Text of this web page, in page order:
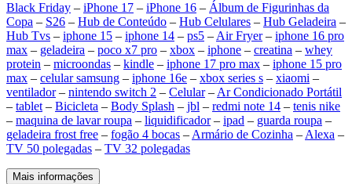
Black Friday – iPhone 17 – iPhone 16 – Álbum de Figurinhas da
Copa – S26 – Hub de Conteúdo – Hub Celulares – Hub Geladeira –
Hub Tvs – iphone 15 – iphone 14 – ps5 – Air Fryer– iphone 16 pro
max – geladeira – poco x7 pro – xbox – iphone – creatina – whey
protein – microondas – kindle – iphone 17 pro max – iphone 15 pro
max – celular samsung – iphone 16e – xbox series s – xiaomi –
ventilador– nintendo switch 2 – Celular– Ar Condicionado Portátil
– tablet – Bicicleta – Body Splash – jbl – redmi note 14 – tenis nike
– maquina de lavar roupa – liquidificador– ipad – guarda roupa –
geladeira frost free – fogão 4 bocas – Armário de Cozinha – Alexa –
TV 50 polegadas – TV 32 polegadas
Mais informações